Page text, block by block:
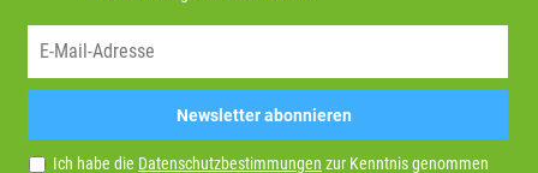
Newsletter abonnieren
Ich habe die Datenschutzbestimmungen zur Kenntnis genommen